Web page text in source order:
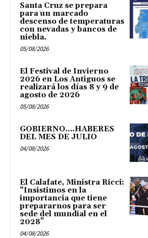
Santa Cruz se prepara
para un marcado
descenso de temperaturas
con nevadas y bancos de
niebla.
05/08/2026
El Festival de Invierno
2026 en Los Antiguos se
realizará los días 8 y 9 de
agosto de 2026
05/08/2026
GOBIERNO….HABERES
DEL MES DE JULIO
04/08/2026
El Calafate, Ministra Ricci:
“Insistimos en la
importancia que tiene
prepararnos para ser
sede del mundial en el
2028”
04/08/2026